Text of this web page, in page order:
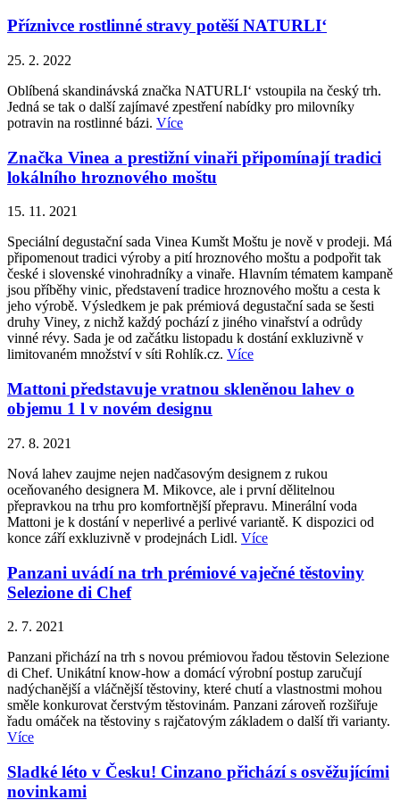
Příznivce rostlinné stravy potěší NATURLI‘
25. 2. 2022
Oblíbená skandinávská značka NATURLI‘ vstoupila na český trh.
Jedná se tak o další zajímavé zpestření nabídky pro milovníky
potravin na rostlinné bázi. Více
Značka Vinea a prestižní vinaři připomínají tradici
lokálního hroznového moštu
15. 11. 2021
Speciální degustační sada Vinea Kumšt Moštu je nově v prodeji. Má
připomenout tradici výroby a pití hroznového moštu a podpořit tak
české i slovenské vinohradníky a vinaře. Hlavním tématem kampaně
jsou příběhy vinic, představení tradice hroznového moštu a cesta k
jeho výrobě. Výsledkem je pak prémiová degustační sada se šesti
druhy Viney, z nichž každý pochází z jiného vinařství a odrůdy
vinné révy. Sada je od začátku listopadu k dostání exkluzivně v
limitovaném množství v síti Rohlík.cz. Více
Mattoni představuje vratnou skleněnou lahev o
objemu 1 l v novém designu
27. 8. 2021
Nová lahev zaujme nejen nadčasovým designem z rukou
oceňovaného designera M. Mikovce, ale i první dělitelnou
přepravkou na trhu pro komfortnější přepravu. Minerální voda
Mattoni je k dostání v neperlivé a perlivé variantě. K dispozici od
konce září exkluzivně v prodejnách Lidl. Více
Panzani uvádí na trh prémiové vaječné těstoviny
Selezione di Chef
2. 7. 2021
Panzani přichází na trh s novou prémiovou řadou těstovin Selezione
di Chef. Unikátní know-how a domácí výrobní postup zaručují
nadýchanější a vláčnější těstoviny, které chutí a vlastnostmi mohou
směle konkurovat čerstvým těstovinám. Panzani zároveň rozšiřuje
řadu omáček na těstoviny s rajčatovým základem o další tři varianty.
Více
Sladké léto v Česku! Cinzano přichází s osvěžujícími
novinkami